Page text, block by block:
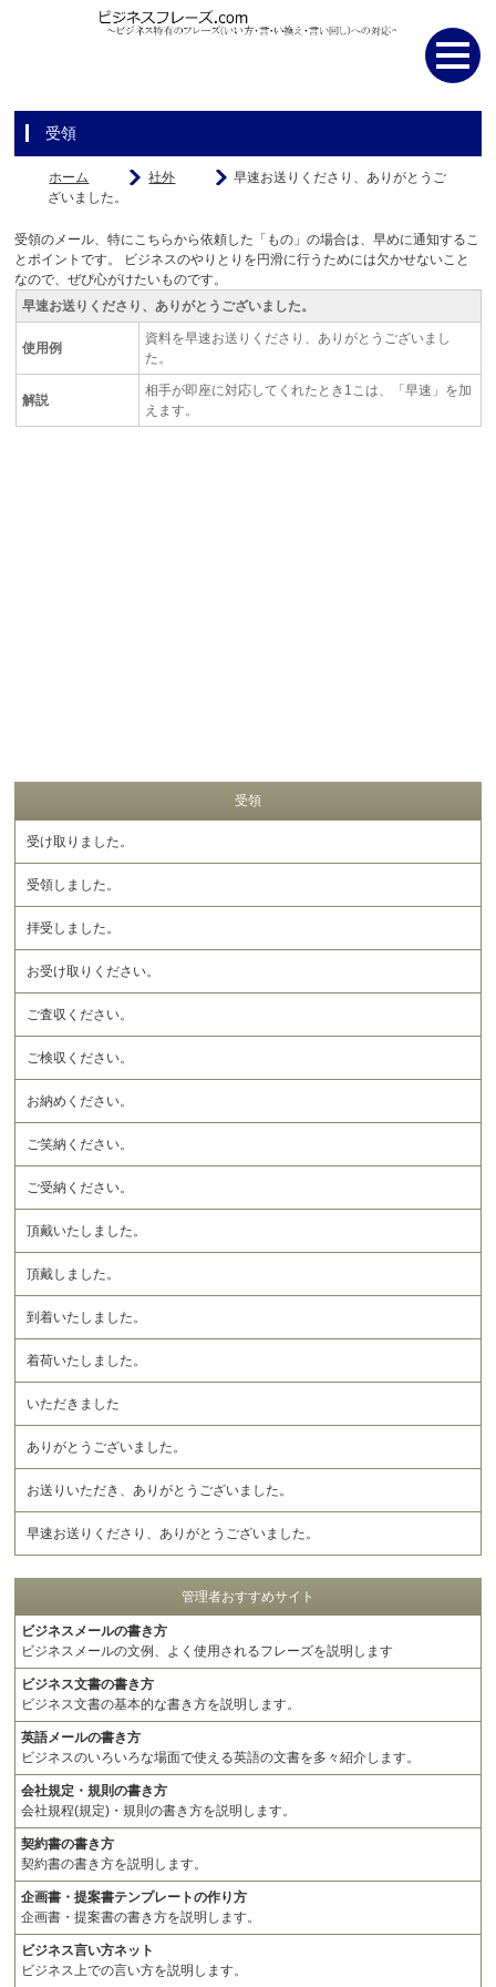
受領
ホーム 社外
早速お送りくださり、ありがとうご
ざいました。
受領のメール、特にこちらから依頼した「もの」の場合は、早めに通知するこ
とポイントです。 ビジネスのやりとりを円滑に行うためには欠かせないこと
なので、ぜぴ心がけたいものです。
早速お送りくださり、ありがとうございました。
使用例
資料を早速お送りくださり、ありがとうございまし
た。
解説
相手が即座に対応してくれたとき1こは、「早速」を加
えます。
受領
受け取りました。
受領しました。
拝受しました。
お受け取りください。
ご査収ください。
ご検収ください。
お納めください。
ご笑納ください。
ご受納ください。
頂戴いたしました。
頂戴しました。
到着いたしました。
着荷いたしました。
いただきました
ありがとうございました。
お送りいただき、ありがとうございました。
早速お送りくださり、ありがとうございました。
管理者おすすめサイト
ビジネスメールの書き方
ビジネスメールの文例、よく使用されるフレーズを説明します
ビジネス文書の書き方
ビジネス文書の基本的な書き方を説明します。
英語メールの書き方
ビジネスのいろいろな場面で使える英語の文書を多々紹介します。
会社規定・規則の書き方
会社規程(規定)・規則の書き方を説明します。
契約書の書き方
契約書の書き方を説明します。
企画書・提案書テンプレートの作り方
企画書・提案書の書き方を説明します。
ビジネス言い方ネット
ビジネス上での言い方を説明します。